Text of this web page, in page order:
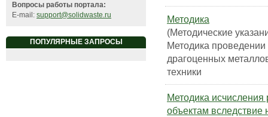
Вопросы работы портала:
E-mail: support@solidwaste.ru
ПОПУЛЯРНЫЕ ЗАПРОСЫ
Методика
(Методические
Методика
драгоценных
техники
Методика
объектам вследствие